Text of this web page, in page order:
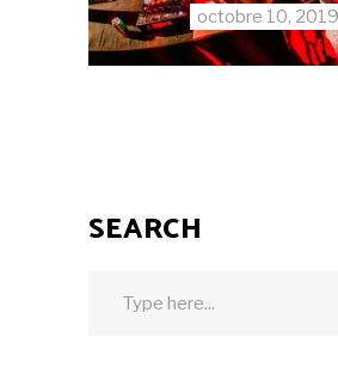
octobre 10, 2019
SEARCH